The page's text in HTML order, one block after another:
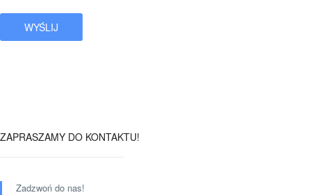
ZAPRASZAMY DO KONTAKTU!
Zadzwoń do nas!